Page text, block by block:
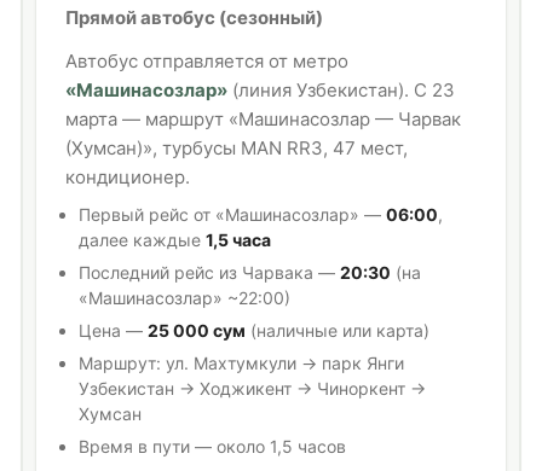
Прямой автобус (сезонный)
Автобус отправляется от метро
«Машинасозлар»(линия Узбекистан). С 23
марта — маршрут «Машинасозлар — Чарвак
(Хумсан)», турбусы MAN RR3, 47 мест,
кондиционер.
Первый рейс от «Машинасозлар» —06:00,
далее каждые1,5 часа
Последний рейс из Чарвака —20:30 (на
«Машинасозлар» ~22:00)
Цена —25 000 сум (наличные или карта)
Маршрут: ул. Махтумкули → парк Янги
Узбекистан → Ходжикент → Чиноркент →
Хумсан
Время в пути — около 1,5 часов